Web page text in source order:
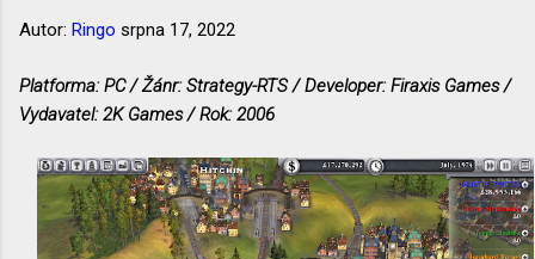
Autor: Ringo srpna 17, 2022
Platforma: PC / Žánr: Strategy-RTS / Developer: Firaxis Games /
Vydavatel: 2K Games / Rok: 2006